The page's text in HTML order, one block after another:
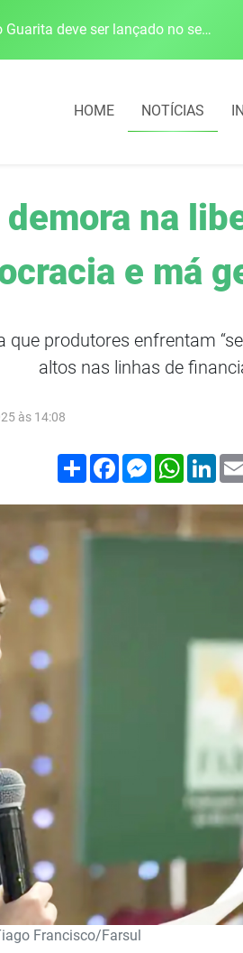
Edital para construção de ponte entre Itapiranga e Barra do Guarita deve ser lançado no segundo semestre
HOME NOTÍCIAS
na
e má
produtores enfrentam
altos nas linhas de
às 14:08
Compartilhar
FacebookMessenger
Francisco/Farsul